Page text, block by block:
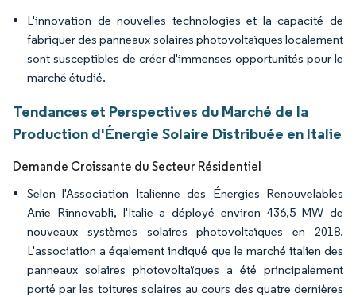
L'innovation de nouvelles technologies et la capacité de
fabriquer des panneaux solaires photovoltaïques localement
sont susceptibles de créer d'immenses opportunités pour le
marché étudié.
Tendances et Perspectives du Marché de la
Production d'Énergie Solaire Distribuée en Italie
Demande Croissante du Secteur Résidentiel
Selon l'Association Italienne des Énergies Renouvelables
Anie Rinnovabli, l'Italie a déployé environ 436,5 MW de
nouveaux systèmes solaires photovoltaïques en 2018.
L'association a également indiqué que le marché italien des
panneaux solaires photovoltaïques a été principalement
porté par les toitures solaires au cours des quatre dernières